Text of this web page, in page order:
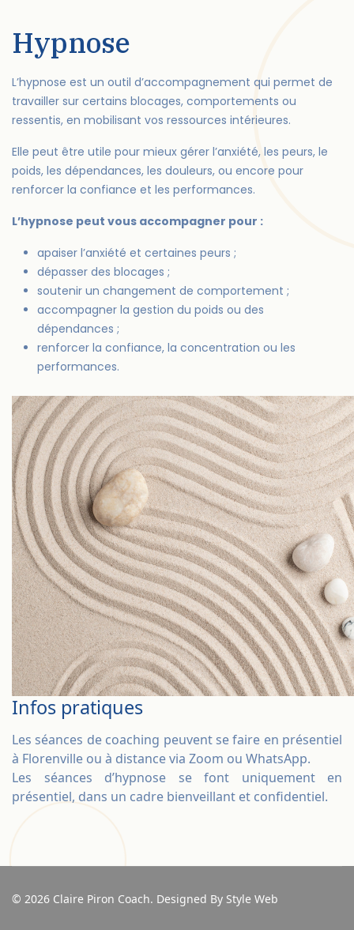
Hypnose
L’hypnose est un outil d’accompagnement qui permet de
travailler sur certains blocages, comportements ou
ressentis, en mobilisant vos ressources intérieures.
Elle peut être utile pour mieux gérer l’anxiété, les peurs, le
poids, les dépendances, les douleurs, ou encore pour
renforcer la confiance et les performances.
L’hypnose peut vous accompagner pour :
apaiser l’anxiété et certaines peurs ;
dépasser des blocages ;
soutenir un changement de comportement ;
accompagner la gestion du poids ou des
dépendances ;
renforcer la confiance, la concentration ou les
performances.
Infos pratiques
Les séances de coaching peuvent se faire en présentiel
à Florenville ou à distance via Zoom ou WhatsApp.
Les séances d’hypnose se font uniquement en
présentiel, dans un cadre bienveillant et confidentiel.
© 2026 Claire Piron Coach. Designed By Style Web